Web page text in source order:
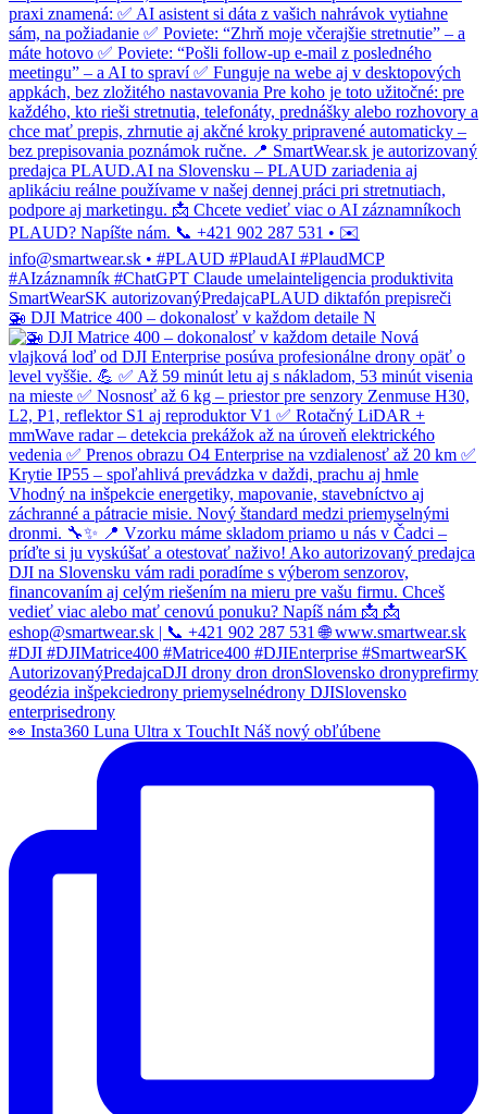
🚁 DJI Matrice 400 – dokonalosť v každom detaile N
👀 Insta360 Luna Ultra x TouchIt Náš nový obľúbene